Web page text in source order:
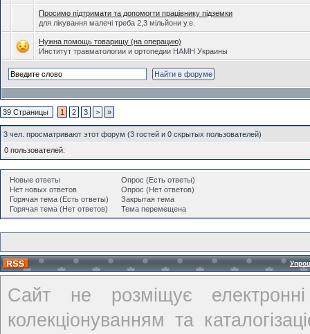
Просимо підтримати та допомогти працівнику підземки
для лікування малечі треба 2,3 мільйони у.е.
Нужна помощь товарищу (на операцию)
Институт травматологии и ортопедии НАМН Украины
39 Страницы 1 2 3 > »
3 чел. просматривают этот форум (3 гостей и 0 скрытых пользователей)
0 пользователей:
Новые ответы
Нет новых ответов
Горячая тема (Есть ответы)
Горячая тема (Нет ответов)
Опрос (Есть ответы)
Опрос (Нет ответов)
Закрытая тема
Тема перемещена
Сайт не розміщує
колекціонуванням та